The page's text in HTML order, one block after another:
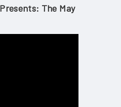
The May